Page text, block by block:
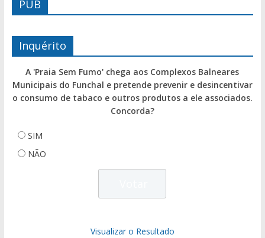
PUB
Inquérito
A 'Praia Sem Fumo' chega aos Complexos Balneares
Municipais do Funchal e pretende prevenir e desincentivar
o consumo de tabaco e outros produtos a ele associados.
Concorda?
SIM
NÃO
Visualizar o Resultado